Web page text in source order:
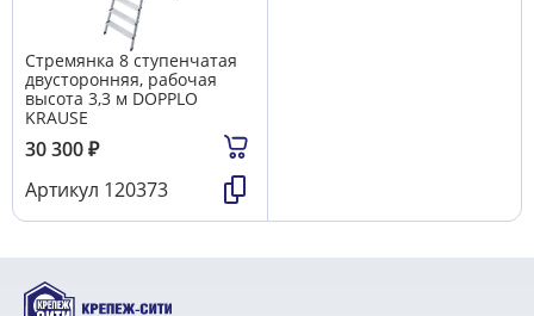
Стремянка 8 ступенчатая
двусторонняя, рабочая
высота 3,3 м DOPPLO
KRAUSE
30 300₽
Артикул 120373